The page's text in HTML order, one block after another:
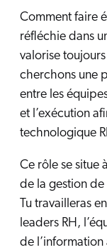
Comment faire
réfléchie dans
valorise
cherchons une
entre les
et l’exécution
technologique
Ce rôle se situe
de la gestion de
Tu travailleras
leaders RH,
de